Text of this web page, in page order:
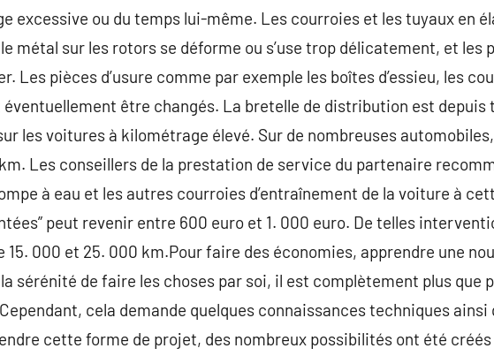
excessive ou du temps lui-même. Les courroies et les tuyaux en
métal sur les rotors se déforme ou s’use trop délicatement, et les
Les pièces d’usure comme par exemple les boîtes d’essieu, les
être changés. La bretelle de distribution est depuis
les voitures à kilométrage élevé. Sur de nombreuses
Les conseillers de la prestation de service du partenaire
à eau et les autres courroies d’entraînement de la voiture à
peut revenir entre 600 euro et 1. 000 euro. De telles
15. 000 et 25. 000 km.Pour faire des économies, apprendre une
sérénité de faire les choses par soi, il est complètement plus que
cela demande quelques connaissances techniques ainsi
cette forme de projet, des nombreux possibilités ont été créés